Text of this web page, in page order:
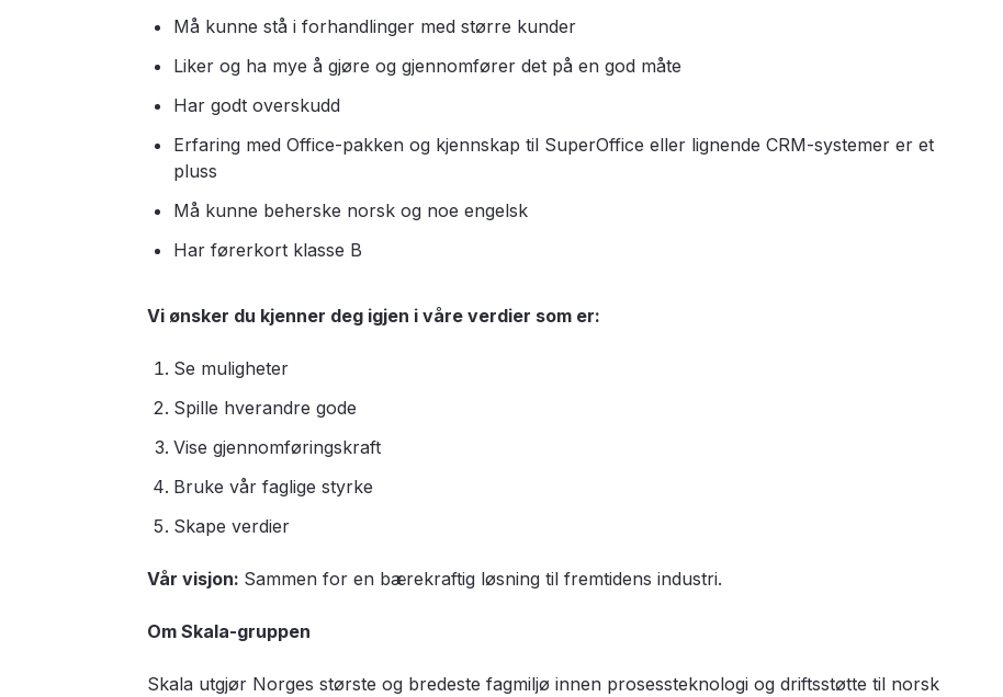
Må kunne stå i forhandlinger med større kunder
Liker og ha mye å gjøre og gjennomfører det på en god måte
Har godt overskudd
Erfaring med Office-pakken og kjennskap til SuperOffice eller lignende CRM-systemer er et
pluss
Må kunne beherske norsk og noe engelsk
Har førerkort klasse B
Vi ønsker du kjenner deg igjen i våre verdier som er:
Se muligheter
Spille hverandre gode
Vise gjennomføringskraft
Bruke vår faglige styrke
Skape verdier
Vår visjon: Sammen for en bærekraftig løsning til fremtidens industri.
Om Skala-gruppen
Skala utgjør Norges største og bredeste fagmiljø innen prosessteknologi og driftsstøtte til norsk